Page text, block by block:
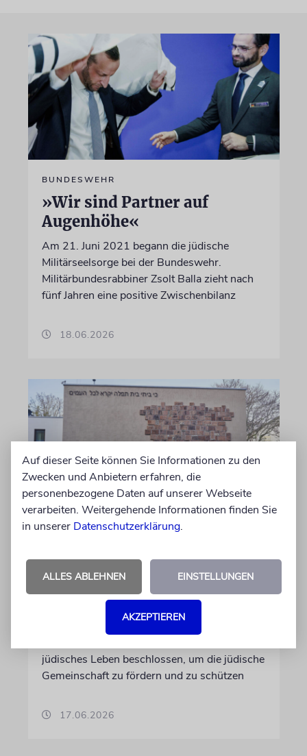
BUNDESWEHR
»Wir sind Partner auf
Augenhöhe«
Am 21. Juni 2021 begann die jüdische
Militärseelsorge bei der Bundeswehr.
Militärbundesrabbiner Zsolt Balla zieht nach
fünf Jahren eine positive Zwischenbilanz
18.06.2026
MAGDEBURG
Lebendige Gemeinden und
Antisemitismus
Nach dem antisemitischen Anschlag vom 9.
jüdisches Leben beschlossen, um die jüdische
Gemeinschaft zu fördern und zu schützen
17.06.2026
Auf dieser Seite können Sie Informationen zu den
Zwecken und Anbietern erfahren, die
personenbezogene Daten auf unserer Webseite
verarbeiten. Weitergehende Informationen finden Sie
in unserer Datenschutzerklärung.
ALLES ABLEHNEN EINSTELLUNGEN
AKZEPTIEREN